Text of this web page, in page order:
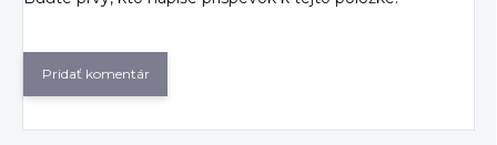
Pridať komentár